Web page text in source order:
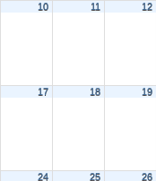
10 11 12
17 18 19
24 25 26